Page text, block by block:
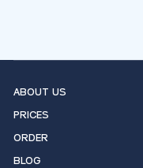
ABOUT US
PRICES
ORDER
BLOG